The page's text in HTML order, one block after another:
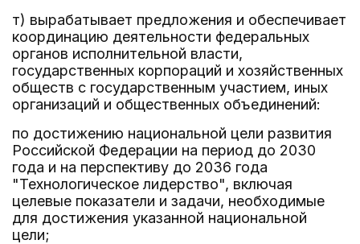
т) вырабатывает предложения и обеспечивает
координацию деятельности федеральных
органов исполнительной власти,
государственных корпораций и хозяйственных
обществ с государственным участием, иных
организаций и общественных объединений:
по достижению национальной цели развития
Российской Федерации на период до 2030
года и на перспективу до 2036 года
"Технологическое лидерство", включая
целевые показатели и задачи, необходимые
для достижения указанной национальной
цели;